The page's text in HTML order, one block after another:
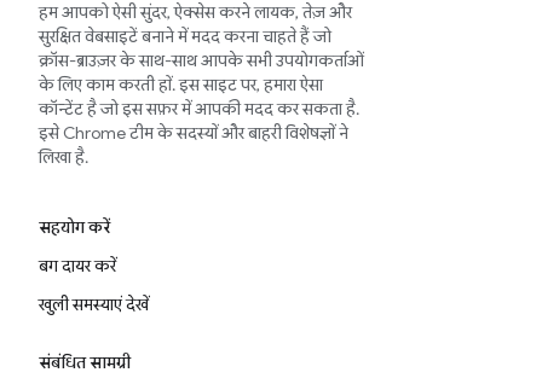
हम आपको ऐसी सुंदर, ऐक्सेस करने लायक, तेज़ और
सुरक्षित वेबसाइटें बनाने में मदद करना चाहते हैं जो
क्रॉस-ब्राउज़र के साथ-साथ आपके सभी उपयोगकर्ताओं
के लिए काम करती हों. इस साइट पर, हमारा ऐसा
कॉन्टेंट है जो इस सफ़र में आपकी मदद कर सकता है.
इसे Chrome टीम के सदस्यों और बाहरी विशेषज्ञों ने
लिखा है.
सहयोग करें
बग दायर करें
खुली समस्याएं देखें
संबंधित सामग्री